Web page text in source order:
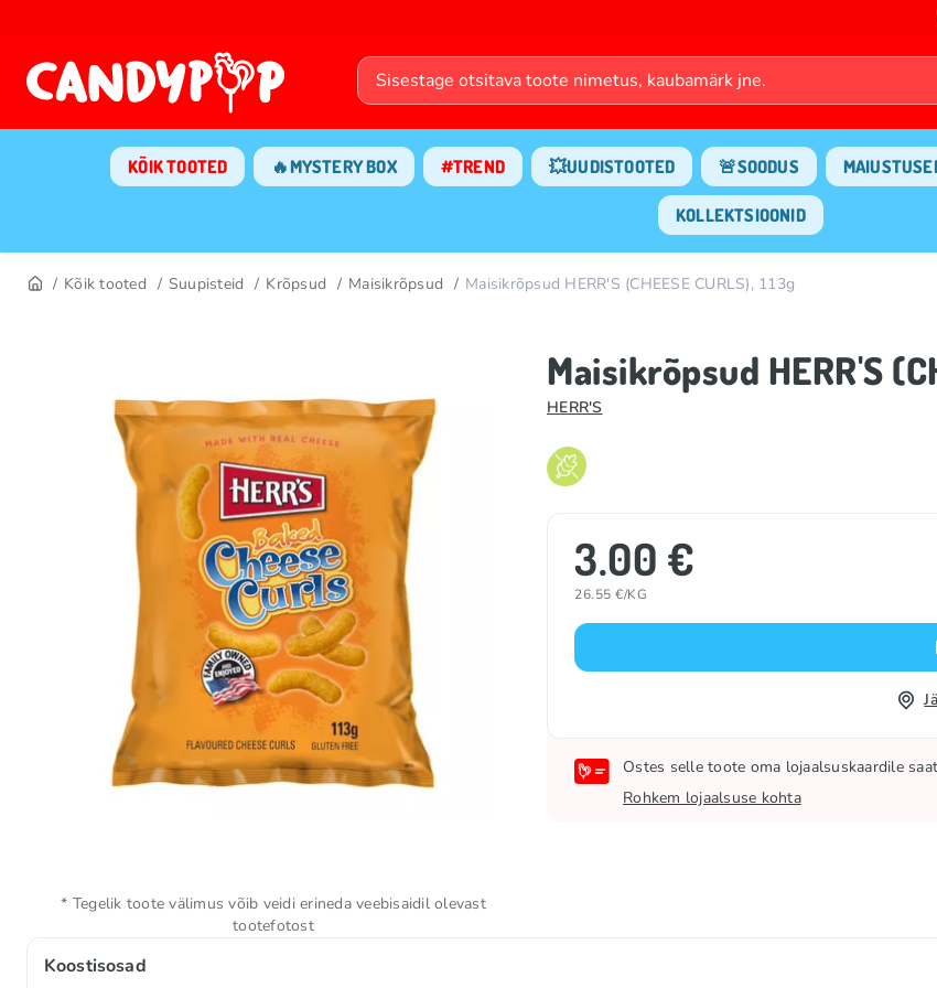
KÕIK TOOTED 🔥MYSTERY BOX #TREND 💥UUDISTOOTED 🚨SOODUS
KOLLEKTSIOONID
Kõik tooted Suupisteid Krõpsud Maisikrõpsud Maisikrõpsud HERR'S (CHEESE CURLS), 113g
Maisikrõpsud HERR'S
HERR'S
3.00 €
26.55 €/KG
Ostes selle toote oma lojaalsuskaardile
Rohkem lojaalsuse kohta
Koostisosad
* Tegelik toote välimus võib veidi erineda veebisaidil olevast
tootefotost